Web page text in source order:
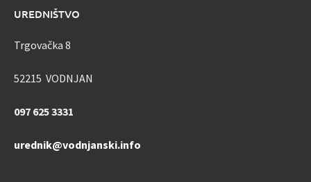
UREDNIŠTVO
Trgovačka 8
52215 VODNJAN
097 625 3331
urednik@vodnjanski.info